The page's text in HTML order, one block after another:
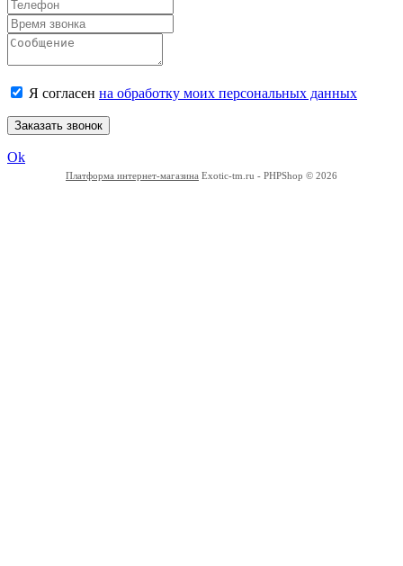
Я согласен на обработку моих персональных данных
Заказать звонок
Ok
Платформа интернет-магазина Exotic-tm.ru - PHPShop © 2026